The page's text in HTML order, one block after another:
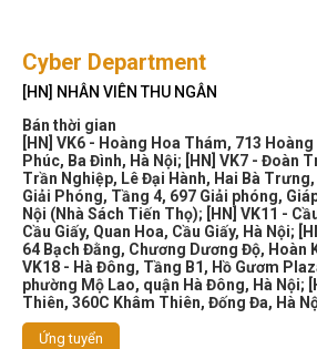
Cyber Department
[HN] NHÂN VIÊN THU NGÂN
Bán thời gian
[HN] VK6 - Hoàng Hoa Thám, 713
Phúc, Ba Đình, Hà Nội;
[HN] VK7 - Đoàn
Trần Nghiệp, Lê Đại Hành, Hai Bà Trưng,
Giải Phóng, Tầng 4, 697 Giải phóng,
Nội (Nhà Sách Tiến Thọ);
[HN] VK11 -
Cầu Giấy, Quan Hoa, Cầu Giấy, Hà Nội;
64 Bạch Đằng, Chương Dương Độ, Hoàn
VK18 - Hà Đông, Tầng B1, Hồ Gươm
phường Mộ Lao, quận Hà Đông, Hà Nội;
Thiên, 360C Khâm Thiên, Đống Đa, Hà
Ứng tuyển